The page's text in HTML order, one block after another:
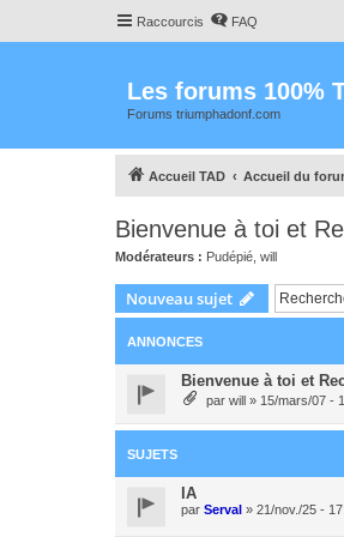
Raccourcis FAQ
Les forums 100%
Forums triumphadonf.com
Accueil TAD Accueil du
Bienvenue à toi et
Modérateurs : Pudépié will
Nouveau sujet
ANNONCES
Bienvenue à toi et
par will » 15/mars/07 -
SUJETS
IA
par Serval » 21/nov./25 -